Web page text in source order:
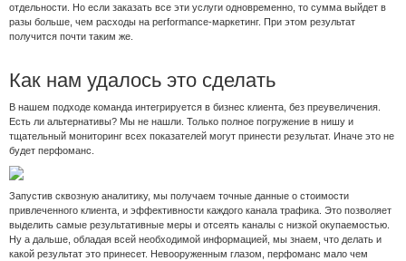
отдельности. Но если заказать все эти услуги одновременно, то сумма выйдет в
разы больше, чем расходы на performance-маркетинг. При этом результат
получится почти таким же.
Как нам удалось это сделать
В нашем подходе команда интегрируется в бизнес клиента, без преувеличения.
Есть ли альтернативы? Мы не нашли. Только полное погружение в нишу и
тщательный мониторинг всех показателей могут принести результат. Иначе это не
будет перфоманс.
Запустив сквозную аналитику, мы получаем точные данные о стоимости
привлеченного клиента, и эффективности каждого канала трафика. Это позволяет
выделить самые результативные меры и отсеять каналы с низкой окупаемостью.
Ну а дальше, обладая всей необходимой информацией, мы знаем, что делать и
какой результат это принесет. Невооруженным глазом, перфоманс мало чем